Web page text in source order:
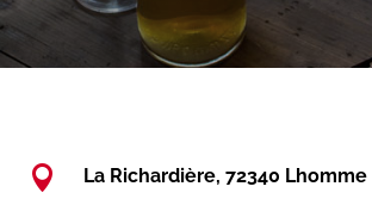
 La Richardière, 72340 Lhomme